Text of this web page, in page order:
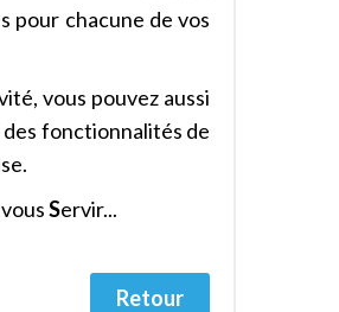
pour chacune de vos
vous pouvez aussi
fonctionnalités de
Servir...
Retour